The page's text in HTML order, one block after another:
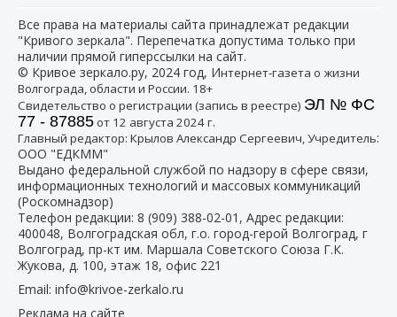
Все права на материалы сайта принадлежат редакции
"Кривого зеркала". Перепечатка допустима только при
наличии прямой гиперссылки на сайт.
© Кривое зеркало.ру, 2024 год, Интернет-газета о жизни
Волгограда, области и России. 18+
Свидетельство о регистрации (запись в реестре) ЭЛ № ФС
77 - 87885от 12 августа 2024 г.
Главный редактор: Крылов Александр Сергеевич, Учредитель:
ООО "ЕДКММ"
Выдано федеральной службой по надзору в сфере связи,
информационных технологий и массовых коммуникаций
(Роскомнадзор)
Телефон редакции: 8 (909) 388-02-01 , Адрес редакции:
400048, Волгоградская обл, г.о. город-герой Волгоград, г
Волгоград, пр-кт им. Маршала Советского Союза Г.К.
Жукова, д. 100, этаж 18, офис 221
Email: info@krivoe-zerkalo.ru
Реклама на сайте